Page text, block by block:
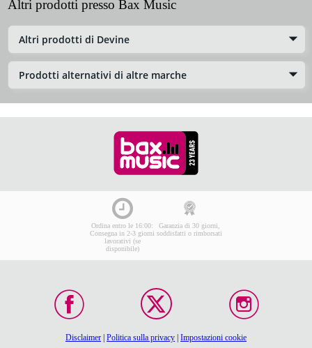
Altri prodotti presso Bax Music
Altri prodotti di Devine
Prodotti alternativi di altre marche
Ordina entro le 16:00:
Consegna in 2-3 giorni
lavorativi (se
disponibile)
Garanzia di 30 giorni,
soddisfatti o rimborsati
Disclaimer Politica sulla privacy Impostazioni cookie